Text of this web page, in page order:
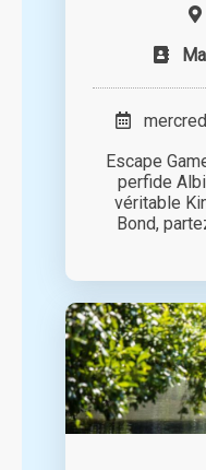
mercredi
Escape
perfide
véritable
Bond,